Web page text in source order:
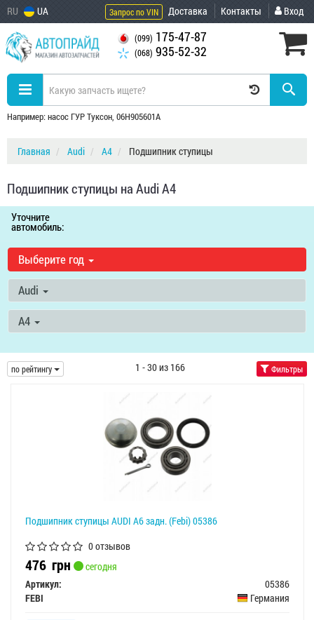
RU UA Запрос по VIN Доставка Контакты Вход
(099) 175-47-87
(068) 935-52-32
Например: насос ГУР Туксон, 06H905601A
Главная Audi A4 Подшипник ступицы
Подшипник ступицы на Audi A4
Уточните
автомобиль:
Выберите год
Audi
A4
по рейтингу 1 - 30 из 166 Фильтры
Подшипник cтупицы AUDI A6 задн. (Febi) 05386
0 отзывов
476 грн
сегодня
Артикул:
05386
FEBI
Германия